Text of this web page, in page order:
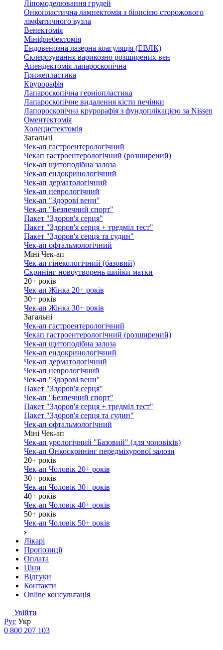
Ліпомоделювання грудей
Онкопластична лампектомія з біопсією сторожового
лімфатичного вузла
Венектомія
Мініфлебектомія
Ендовенозна лазерна коагуляція (ЕВЛК)
Склерозування варикозно розширених вен
Апендектомія лапароскопічна
Грижепластика
Крурорафія
Лапароскопічна герніопластика
Лапароскопічне видалення кісти печінки
Лапороскопічна крурорафія з фундоплікацією за Nissen
Оментектомія
Холецистектомія
Загальні
Чек-ап гастроентерологічний
Чекап гастроентерологічний (розширений)
Чек-ап щитоподібна залоза
Чек-ап ендокринологічний
Чек-ап дерматологічний
Чек-ап неврологічний
Чек-ап "Здорові вени"
Чек-ап "Безпечний спорт"
Пакет "Здоров'я серця"
Пакет "Здоров'я серця + тредміл тест"
Пакет "Здоров'я серця та судин"
Чек-ап офтальмологічний
Міні Чек-ап
Чек-ап гінекологічний (базовий)
Скринінг новоутворень шийки матки
20+ років
Чек-ап Жінка 20+ років
30+ років
Чек-ап Жінка 30+ років
Загальні
Чек-ап гастроентерологічний
Чекап гастроентерологічний (розширений)
Чек-ап щитоподібна залоза
Чек-ап ендокринологічний
Чек-ап дерматологічний
Чек-ап неврологічний
Чек-ап "Здорові вени"
Пакет "Здоров'я серця"
Чек-ап "Безпечний спорт"
Пакет "Здоров'я серця + тредміл тест"
Пакет "Здоров'я серця та судин"
Чек-ап офтальмологічний
Міні Чек-ап
Чек-ап урологічний "Базовий" (для чоловіків)
Чек-ап Онкоскринінг передміхурової залози
20+ років
Чек-ап Чоловік 20+ років
30+ років
Чек-ап Чоловік 30+ років
40+ років
Чек-ап Чоловік 40+ років
50+ років
Чек-ап Чоловік 50+ років
Лікарі
Пропозиції
Оплата
Ціни
Відгуки
Контакти
Online консультація
Увійти
Рус Укр
0 800 207 103